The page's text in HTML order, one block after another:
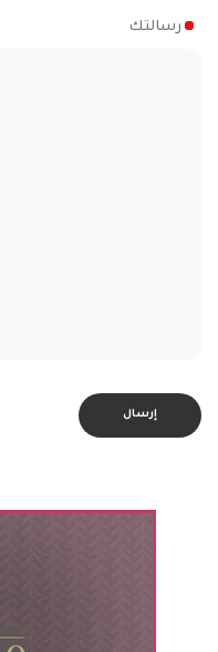
رسالتك